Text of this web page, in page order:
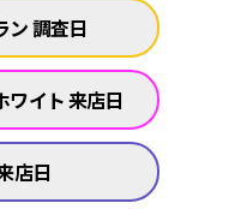
ン 調査日
ワイト 来店日
店日